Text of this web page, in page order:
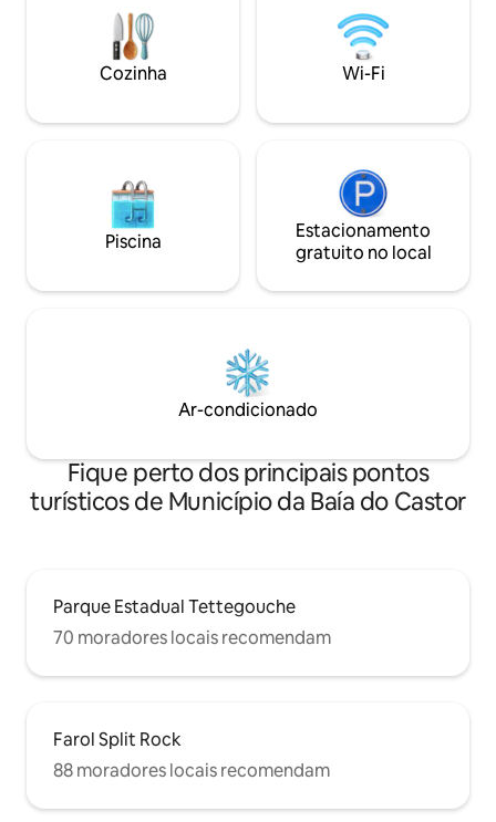
condicionado minisplit.
proximidades de
Beach ou
norte em
Cozinha Wi-Fi
Piscina
Estacionamento
gratuito no local
Ar-condicionado
Fique perto dos principais pontos
turísticos de Município da Baía do Castor
Parque Estadual Tettegouche
70 moradores locais recomendam
Farol Split Rock
88 moradores locais recomendam